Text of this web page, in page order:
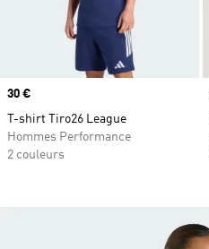
Prix
30 €
T-shirt Tiro26 League
Hommes Performance
2 couleurs